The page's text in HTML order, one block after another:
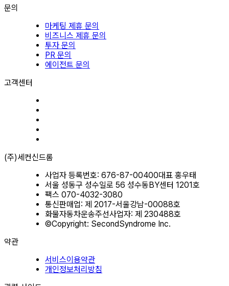
문의
마케팅 제휴 문의
비즈니스 제휴 문의
투자 문의
PR 문의
에이전트 문의
고객센터
(주)세컨신드롬
사업자 등록번호: 676-87-00400대표 홍우태
서울 성동구 성수일로 56 성수동BY센터 1201호
팩스 070-4032-3080
통신판매업: 제 2017-서울강남-00088호
화물자동차운송주선사업자: 제 230488호
©Copyright: SecondSyndrome Inc.
약관
서비스이용약관
개인정보처리방침